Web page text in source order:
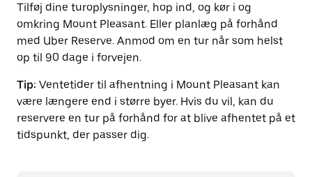
Tilføj dine turoplysninger, hop ind, og kør i og
omkring Mount Pleasant. Eller planlæg på forhånd
med Uber Reserve. Anmod om en tur når som helst
op til 90 dage i forvejen.
Tip: Ventetider til afhentning i Mount Pleasant kan
være længere end i større byer. Hvis du vil, kan du
reservere en tur på forhånd for at blive afhentet på et
tidspunkt, der passer dig.